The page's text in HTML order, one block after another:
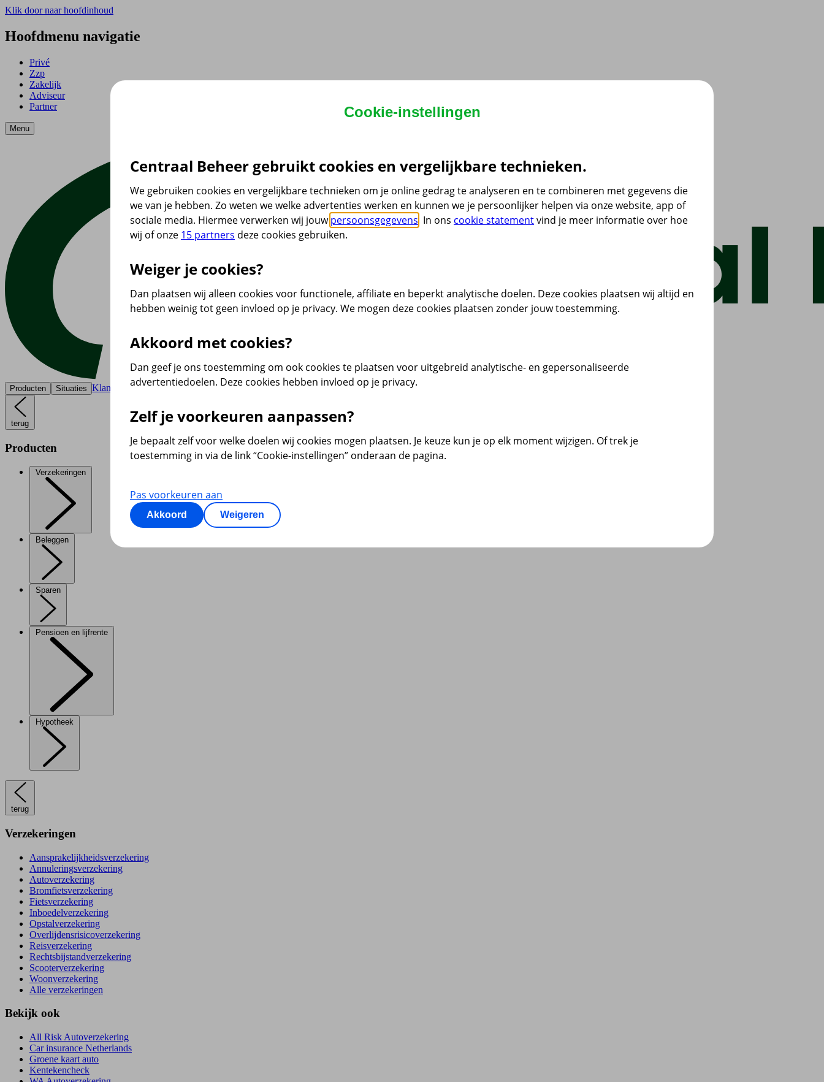
Klik door naar hoofdinhoud
Hoofdmenu navigatie
Privé
Zzp
Zakelijk
Adviseur
Partner
Menu
Producten Situaties Klantenservice
terug
Producten
Verzekeringen
Beleggen
Sparen
Pensioen en lijfrente
Hypotheek
terug
Verzekeringen
Aansprakelijkheidsverzekering
Annuleringsverzekering
Autoverzekering
Bromfietsverzekering
Fietsverzekering
Inboedelverzekering
Opstalverzekering
Overlijdensrisicoverzekering
Reisverzekering
Rechtsbijstandverzekering
Scooterverzekering
Woonverzekering
Alle verzekeringen
Bekijk ook
All Risk Autoverzekering
Car insurance Netherlands
Groene kaart auto
Kentekencheck
Cookie-instellingen
Centraal Beheer gebruikt cookies en vergelijkbare technieken.
We gebruiken cookies en vergelijkbare technieken om je online gedrag te analyseren en te combineren met gegevens die
we van je hebben. Zo weten we welke advertenties werken en kunnen we je persoonlijker helpen via onze website, app of
sociale media. Hiermee verwerken wij jouwpersoonsgegevens . In ons cookie statementvind je meer informatie over hoe
wij of onze 15 partners deze cookies gebruiken.
Weiger je cookies?
Dan plaatsen wij alleen cookies voor functionele, affiliate en beperkt analytische doelen. Deze cookies plaatsen wij altijd en
hebben weinig tot geen invloed op je privacy. We mogen deze cookies plaatsen zonder jouw toestemming.
Akkoord met cookies?
Dan geef je ons toestemming om ook cookies te plaatsen voor uitgebreid analytische- en gepersonaliseerde
advertentiedoelen. Deze cookies hebben invloed op je privacy.
Zelf je voorkeuren aanpassen?
Je bepaalt zelf voor welke doelen wij cookies mogen plaatsen. Je keuze kun je op elk moment wijzigen. Of trek je
toestemming in via de link “Cookie-instellingen” onderaan de pagina.
Pas voorkeuren aan
Akkoord Weigeren